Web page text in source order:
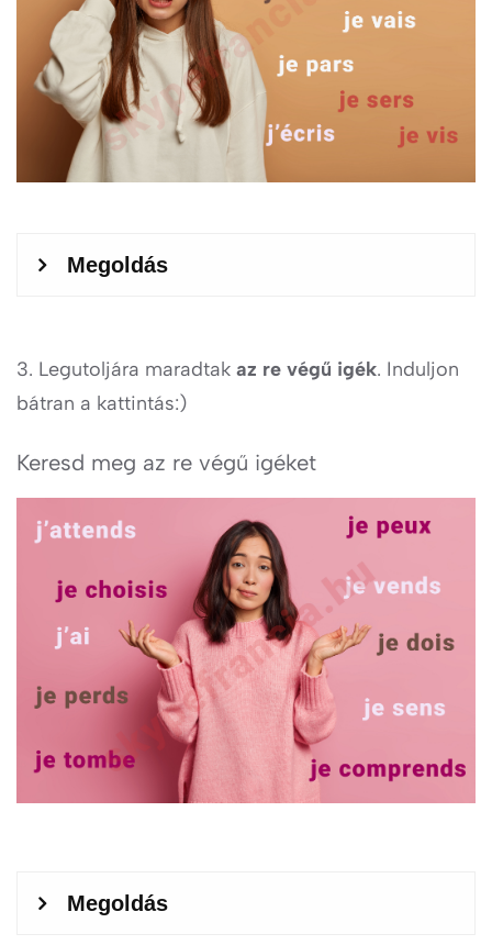
3. Legutoljára maradtak az re végű igék. Induljon
bátran a kattintás:)
Keresd meg az re végű igéket